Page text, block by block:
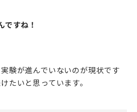
ですね！
験が進んでいないのが現状です
たいと思っています。